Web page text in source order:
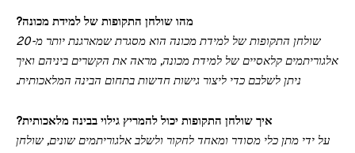
מהו שולחן התקופות של למידת מכונה?
שולחן התקופות של למידת מכונה הוא מסגרת שמארגנת יותר מ-20
אלגוריתמים קלאסיים של למידת מכונה, מראה את הקשרים ביניהם ואיך
ניתן לשלבם כדי ליצור גישות חדשות בתחום הבינה המלאכותית.
איך שולחן התקופות יכול להמריץ גילוי בבינה מלאכותית?
על ידי מתן כלי מסודר ומאחד לחקור ולשלב אלגוריתמים שונים, שולחן